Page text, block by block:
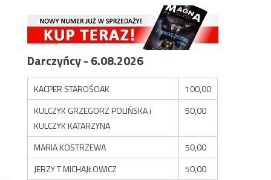
Darczyńcy - 6.08.2026
KACPER STAROŚCIAK
100,00
KULCZYK GRZEGORZ POLIŃSKA i
KULCZYK KATARZYNA
50,00
MARIA KOSTRZEWA
50,00
JERZY T MICHAJŁOWICZ
50,00